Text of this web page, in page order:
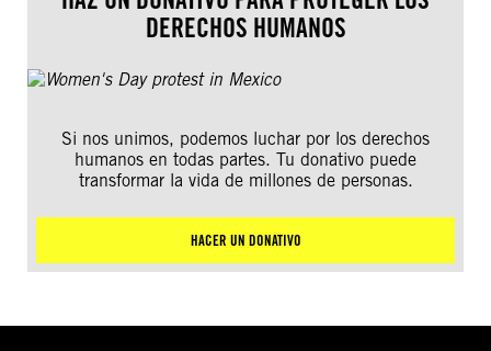
DERECHOS HUMANOS
Si nos unimos, podemos luchar por los derechos
humanos en todas partes. Tu donativo puede
transformar la vida de millones de personas.
HACER UN DONATIVO